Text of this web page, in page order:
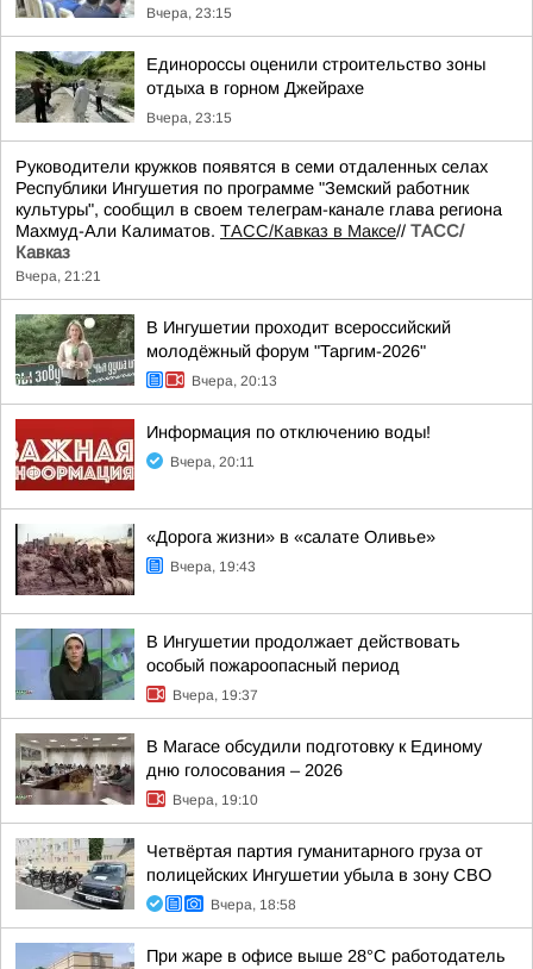
Вчера, 23:15
Единороссы оценили строительство зоны
отдыха в горном Джейрахе
Вчера, 23:15
Руководители кружков появятся в семи отдаленных селах
Республики Ингушетия по программе "Земский работник
культуры", сообщил в своем телеграм-канале глава региона
Махмуд-Али Калиматов. ТАСС/Кавказ в Максе// ТАСС/
Кавказ
Вчера, 21:21
В Ингушетии проходит всероссийский
молодёжный форум "Таргим-2026"
Вчера, 20:13
Информация по отключению воды!
Вчера, 20:11
«Дорога жизни» в «салате Оливье»
Вчера, 19:43
В Ингушетии продолжает действовать
особый пожароопасный период
Вчера, 19:37
В Магасе обсудили подготовку к Единому
дню голосования – 2026
Вчера, 19:10
Четвёртая партия гуманитарного груза от
полицейских Ингушетии убыла в зону СВО
Вчера, 18:58
При жаре в офисе выше 28°C работодатель